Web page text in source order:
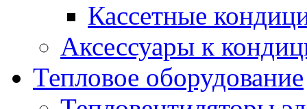
Кассетные
Аксессуары к
Тепловое оборудование